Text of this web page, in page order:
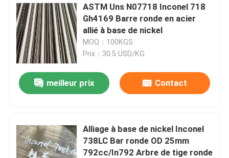
ASTM Uns N07718 Inconel 718
Gh4169 Barre ronde en acier
allié à base de nickel
MOQ：100KGS
Prix：30.5 USD/KG
meilleur prix Contact
Alliage à base de nickel Inconel
738LC Bar ronde OD 25mm
792cc/In792 Arbre de tige ronde